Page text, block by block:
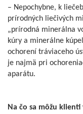
– Nepochybne, k
prírodných liečivých
„prírodná minerálna
kúry a minerálne
ochorení tráviaceho
je najmä pri
aparátu.
Na čo sa môžu